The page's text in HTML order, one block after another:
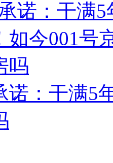
诺：干满5